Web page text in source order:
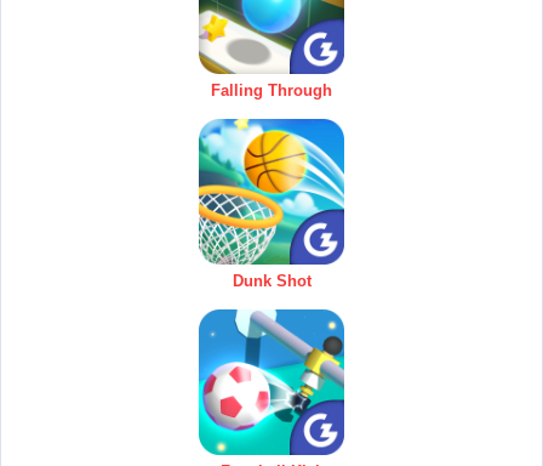
Falling Through
Dunk Shot